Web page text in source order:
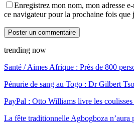
Enregistrez mon nom, mon adresse
ce navigateur pour la prochaine fois que
trending now
Santé / Aimes Afrique : Près de 800
Pénurie de sang au Togo : Dr Gilbert
PayPal : Otto Williams livre les
La fête traditionnelle Agbogboza